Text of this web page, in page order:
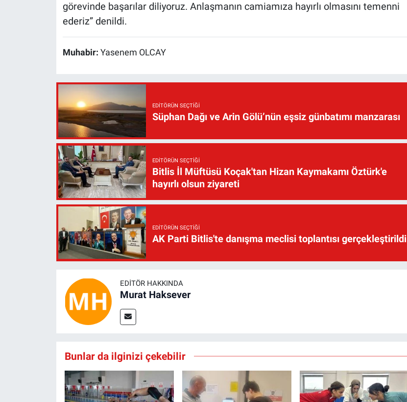
görevinde başarılar diliyoruz. Anlaşmanın camiamıza hayırlı olmasını temenni
ederiz” denildi.
Muhabir: Yasenem OLCAY
EDITÖRÜN SEÇTIĞI
Süphan Dağı ve Arin Gölü’nün eşsiz günbatımı manzarası
EDITÖRÜN SEÇTIĞI
Bitlis İl Müftüsü Koçak'tan Hizan Kaymakamı Öztürk'e
hayırlı olsun ziyareti
EDITÖRÜN SEÇTIĞI
AK Parti Bitlis'te danışma meclisi toplantısı gerçekleştirildi
EDITÖR HAKKINDA
Murat Haksever
Bunlar da ilginizi çekebilir